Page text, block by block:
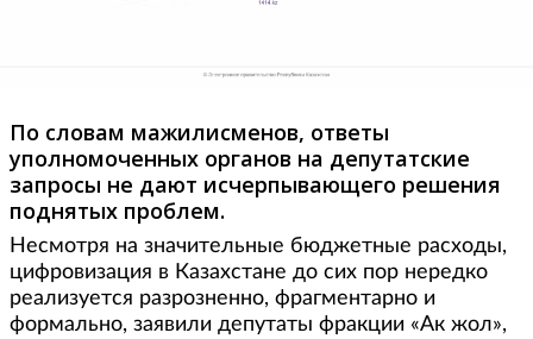
По словам мажилисменов, ответы
уполномоченных органов на депутатские
запросы не дают исчерпывающего решения
поднятых проблем.
Несмотря на значительные бюджетные расходы,
цифровизация в Казахстане до сих пор нередко
реализуется разрозненно, фрагментарно и
формально, заявили депутаты фракции «Ак жол»,